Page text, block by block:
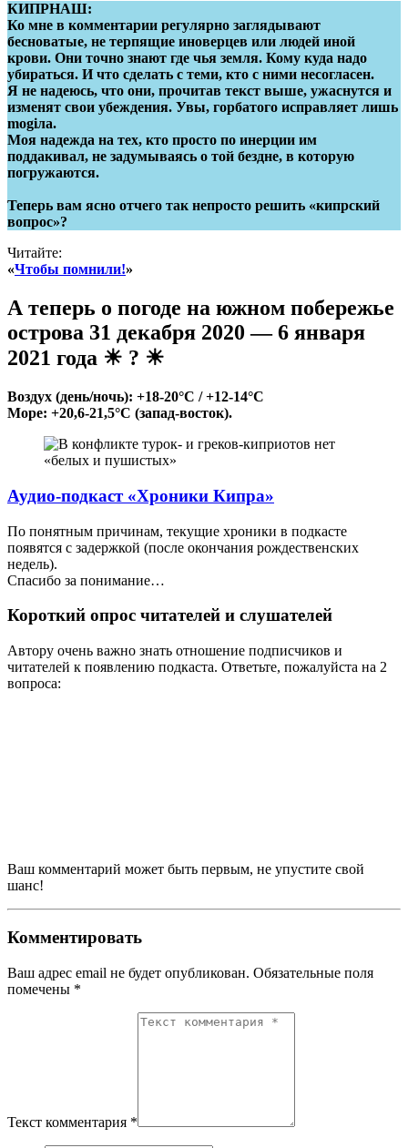
КИПРНАШ:
Ко мне в комментарии регулярно заглядывают
бесноватые, не терпящие иноверцев или людей иной
крови. Они точно знают где чья земля. Кому куда надо
убираться. И что сделать с теми, кто с ними несогласен.
Я не надеюсь, что они, прочитав текст выше, ужаснутся и
изменят свои убеждения. Увы, горбатого исправляет лишь
mogiла.
Моя надежда на тех, кто просто по инерции им
поддакивал, не задумываясь о той бездне, в которую
погружаются.
Теперь вам ясно отчего так непросто решить «кипрский
вопрос»?
Читайте:
«Чтобы помнили!»
А теперь о погоде на южном побережье
острова 31 декабря 2020 — 6 января
2021 года ☀ ? ☀
Воздух (день/ночь): +18-20°C / +12-14°C
Море: +20,6-21,5°C (запад-восток).
Аудио-подкаст «Хроники Кипра»
По понятным причинам, текущие хроники в подкасте
появятся с задержкой (после окончания рождественских
недель).
Спасибо за понимание…
Короткий опрос читателей и слушателей
Автору очень важно знать отношение подписчиков и
читателей к появлению подкаста. Ответьте, пожалуйста на 2
вопроса:
Ваш комментарий может быть первым, не упустите свой
шанс!
Комментировать
Ваш адрес email не будет опубликован. Обязательные поля
помечены *
Текст комментария *